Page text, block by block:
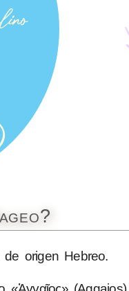
origen Hebreo.